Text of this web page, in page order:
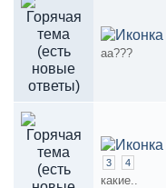
аа???
3
4
какие..